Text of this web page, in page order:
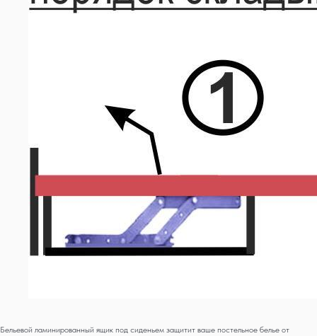
Бельевой ламинированный ящик под сиденьем защитит ваше постельное белье от